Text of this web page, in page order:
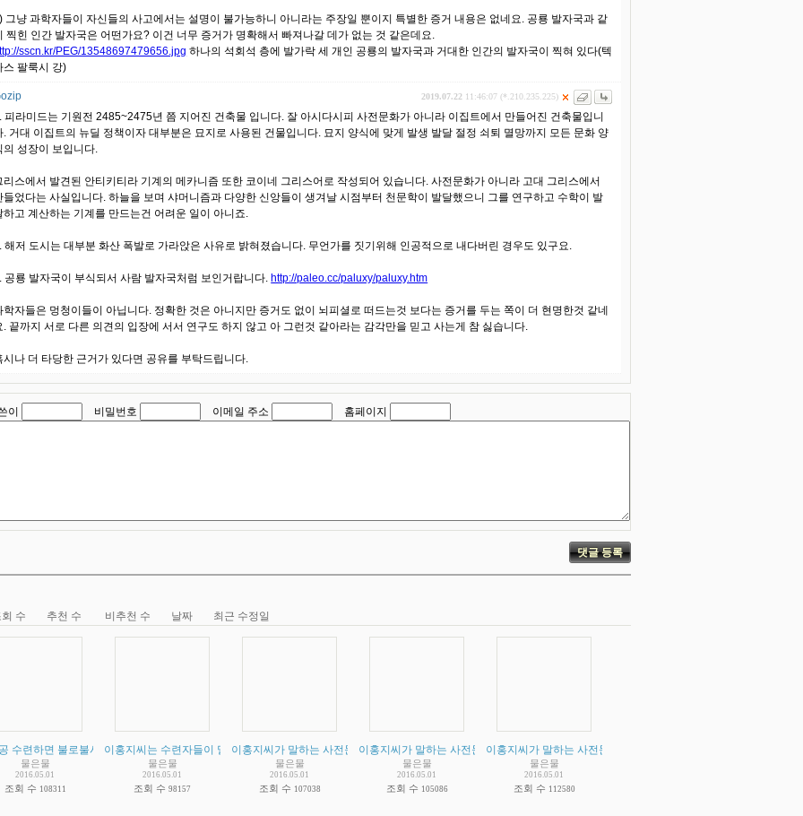
그냥 과학자들이 자신들의 사고에서는 설명이 불가능하니 아니라는 주장일 뿐이지 특별한 증거 내용은 없네요. 공룡 발자국과 같
찍힌 인간 발자국은 어떤가요? 이건 너무 증거가 명확해서 빠져나갈 데가 없는 것 같은데요.
sscn.kr/PEG/13548697479656.jpg 하나의 석회석 층에 발가락 세 개인 공룡의 발자국과 거대한 인간의 발자국이 찍혀 있다(텍
스 팔룩시 강)
2019.07.22 11:46:07 (*.210.235.225)
피라미드는 기원전 2485~2475년 쯤 지어진 건축물 입니다. 잘 아시다시피 사전문화가 아니라 이집트에서 만들어진 건축물입니
. 거대 이집트의 뉴딜 정책이자 대부분은 묘지로 사용된 건물입니다. 묘지 양식에 맞게 발생 발달 절정 쇠퇴 멸망까지 모든 문화 양
의 성장이 보입니다.
리스에서 발견된 안티키티라 기계의 메카니즘 또한 코이네 그리스어로 작성되어 있습니다. 사전문화가 아니라 고대 그리스에서
들었다는 사실입니다. 하늘을 보며 샤머니즘과 다양한 신앙들이 생겨날 시점부터 천문학이 발달했으니 그를 연구하고 수학이 발
하고 계산하는 기계를 만드는건 어려운 일이 아니죠.
해저 도시는 대부분 화산 폭발로 가라앉은 사유로 밝혀졌습니다. 무언가를 짓기위해 인공적으로 내다버린 경우도 있구요.
공룡 발자국이 부식되서 사람 발자국처럼 보인거랍니다.http://paleo.cc/paluxy/paluxy.htm
학자들은 멍청이들이 아닙니다. 정확한 것은 아니지만 증거도 없이 뇌피셜로 떠드는것 보다는 증거를 두는 쪽이 더 현명한것 같네
. 끝까지 서로 다른 의견의 입장에 서서 연구도 하지 않고 아 그런것 같아라는 감각만을 믿고 사는게 참 싫습니다.
시나 더 타당한 근거가 있다면 공유를 부탁드립니다.
이 비밀번호 이메일 주소 홈페이지
수 추천 수 비추천 수 날짜 최근 수정일
수련하면 불로불사 한다는 주장입니다. 수련자 중에 신진대사가 늦어지거나 멈춘사람 있습니까? (4
물은물
2016.05.01
조회 수 108311
이홍지씨는 수련자들이 말하는 데로 단순한 스승인가? 아니면 절대자라고 주장 하고 있는가? 법륜병자들은 이홍지가 단순한 스승이라고 거짓말을
물은물
2016.05.01
조회 수 98157
이홍지씨가 말하는 사전문화 증거 비판 - 양복같은 옷 입은 사전문화의 주인공 굴속의 원시인
물은물
2016.05.01
조회 수 107038
이홍지씨가 말하는 사전문화 증거 비판 - 20억년전 사전문화의 증거라고 주장하는 가봉 공
물은물
2016.05.01
조회 수 105086
이홍지씨가 말하는 사전문화 증거 비판 - 인도의 녹슬지 않는 신기
물은물
2016.05.01
조회 수 112580